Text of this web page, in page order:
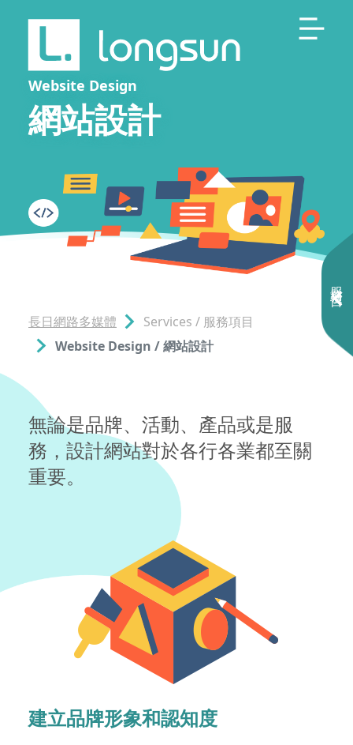
Website Design
網站設計
長日網路多媒體
Services / 服務項目
Website Design / 網站設計
無論是品牌、活動、產品或是服
務，設計網站對於各行各業都至關
重要。
建立品牌形象和認知度